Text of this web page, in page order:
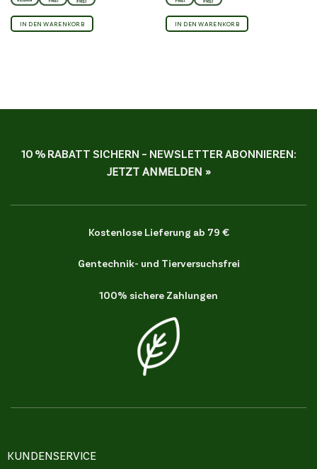
IN DEN WARENKORB IN DEN WARENKORB
10 % RABATT SICHERN – NEWSLETTER ABONNIEREN:
JETZT ANMELDEN »
Kostenlose Lieferung ab 79 €
Gentechnik- und Tierversuchsfrei
100% sichere Zahlungen
KUNDENSERVICE